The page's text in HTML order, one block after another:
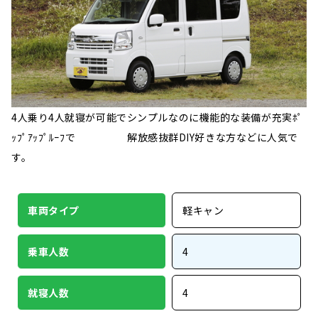
4人乗り4人就寝が可能でシンプルなのに機能的な装備が充実ﾎﾟ
ｯﾌﾟｱｯﾌﾟﾙｰﾌで 解放感抜群DIY好きな方などに人気で
す。
車両タイプ 軽キャン
乗車人数 4
就寝人数 4